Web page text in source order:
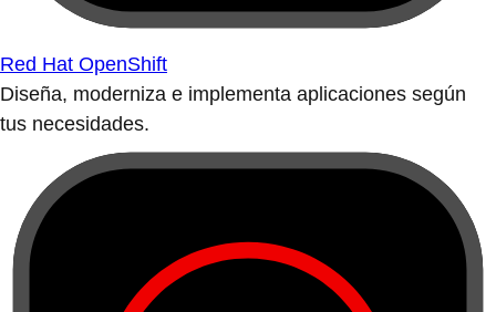
Red Hat OpenShift
Diseña, moderniza e implementa aplicaciones según
tus necesidades.